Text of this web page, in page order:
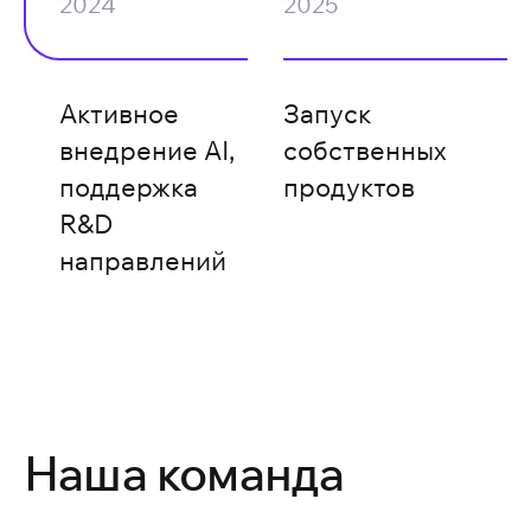
Активное
внедрение AI,
поддержка
R&D
направлений
Запуск
собственных
продуктов
Наша команда